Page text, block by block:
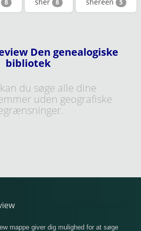
8 8 5
Den genealogiske
bibliotek
du søge alle dine
uden geografiske
mappe giver dig mulighed for at søge